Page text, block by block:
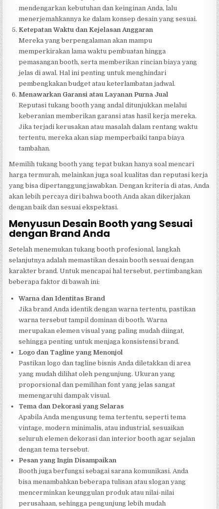
mendengarkan kebutuhan dan keinginan Anda, lalu
menerjemahkannya ke dalam konsep desain yang sesuai.
Ketepatan Waktu dan Kejelasan Anggaran
Mereka yang berpengalaman akan mampu
memperkirakan lama waktu pembuatan hingga
pemasangan booth, serta memberikan rincian biaya yang
jelas di awal. Hal ini penting untuk menghindari
pembengkakan budget atau keterlambatan jadwal.
Menawarkan Garansi atau Layanan Purna Jual
Reputasi tukang booth yang andal ditunjukkan melalui
keberanian memberikan garansi atas hasil kerja mereka.
Jika terjadi kerusakan atau masalah dalam rentang waktu
tertentu, mereka akan siap memperbaiki tanpa biaya
tambahan.
Memilih tukang booth yang tepat bukan hanya soal mencari
harga termurah, melainkan juga soal kualitas dan reputasi kerja
yang bisa dipertanggungjawabkan. Dengan kriteria di atas, Anda
akan lebih percaya diri bahwa booth Anda akan dikerjakan
dengan baik dan sesuai ekspektasi.
Menyusun Desain Booth yang Sesuai
dengan Brand Anda
Setelah menemukan tukang booth profesional, langkah
selanjutnya adalah memastikan desain booth sesuai dengan
karakter brand. Untuk mencapai hal tersebut, pertimbangkan
beberapa faktor di bawah ini:
Warna dan Identitas Brand
Jika brand Anda identik dengan warna tertentu, pastikan
warna tersebut tampil dominan di booth. Warna
merupakan elemen visual yang paling mudah diingat,
sehingga penting untuk menjaga konsistensi brand.
Logo dan Tagline yang Menonjol
Pastikan logo dan tagline bisnis Anda diletakkan di area
yang mudah dilihat oleh pengunjung. Ukuran yang
proporsional dan pemilihan font yang jelas sangat
memengaruhi dampak visual.
Tema dan Dekorasi yang Selaras
Apabila Anda mengusung tema tertentu, seperti tema
vintage, modern minimalis, atau industrial, sesuaikan
seluruh elemen dekorasi dan interior booth agar sejalan
dengan tema tersebut.
Pesan yang Ingin Disampaikan
Booth juga berfungsi sebagai sarana komunikasi. Anda
bisa menambahkan beberapa tulisan atau slogan yang
mencerminkan keunggulan produk atau nilai-nilai
perusahaan, sehingga pengunjung lebih mudah